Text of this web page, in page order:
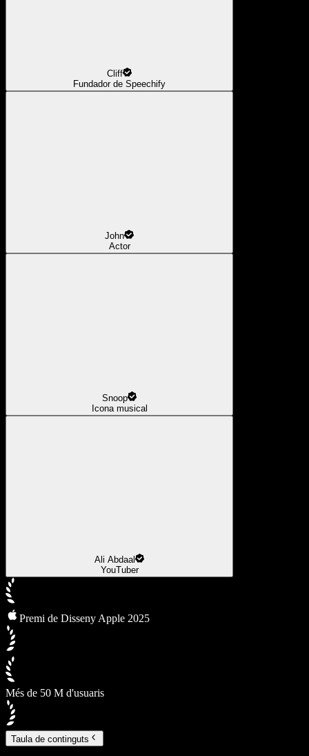
Cliff
Fundador de Speechify
John
Actor
Snoop
Icona musical
Ali Abdaal
YouTuber
Premi de Disseny Apple 2025
Més de 50 M d'usuaris
Taula de continguts